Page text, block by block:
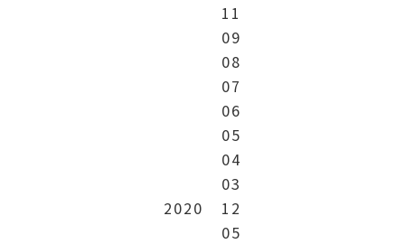
11
09
08
07
06
05
04
03
2020
12
05